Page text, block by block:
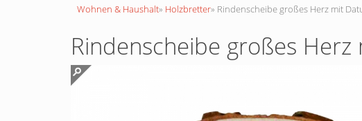
Wohnen & Haushalt» Holzbretter» Rindenscheibe großes Herz mit
Rindenscheibe großes